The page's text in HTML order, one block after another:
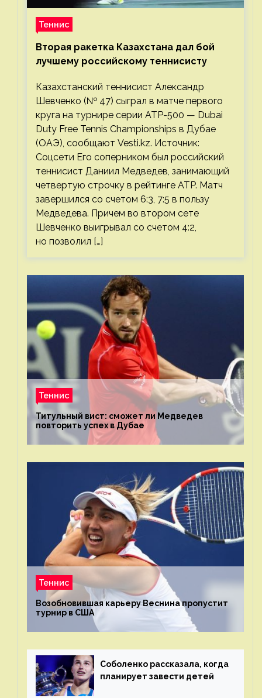
Теннис
Вторая ракетка Казахстана дал бой
лучшему российскому теннисисту
Казахстанский теннисист Александр
Шевченко (№ 47) сыграл в матче первого
круга на турнире серии ATP-500 — Dubai
Duty Free Tennis Championships в Дубае
(ОАЭ), сообщают Vesti.kz. Источник:
Соцсети Его соперником был российский
теннисист Даниил Медведев, занимающий
четвертую строчку в рейтинге ATP. Матч
завершился со счетом 6:3, 7:5 в пользу
Медведева. Причем во втором сете
Шевченко выигрывал со счетом 4:2,
но позволил […]
Теннис
Титульный вист: сможет ли Медведев
повторить успех в Дубае
Теннис
Возобновившая карьеру Веснина пропустит
турнир в США
Соболенко рассказала, когда
планирует завести детей